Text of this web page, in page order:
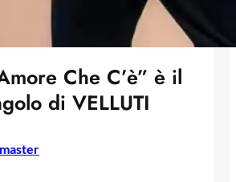
Che C’è” è il
di VELLUTI
master